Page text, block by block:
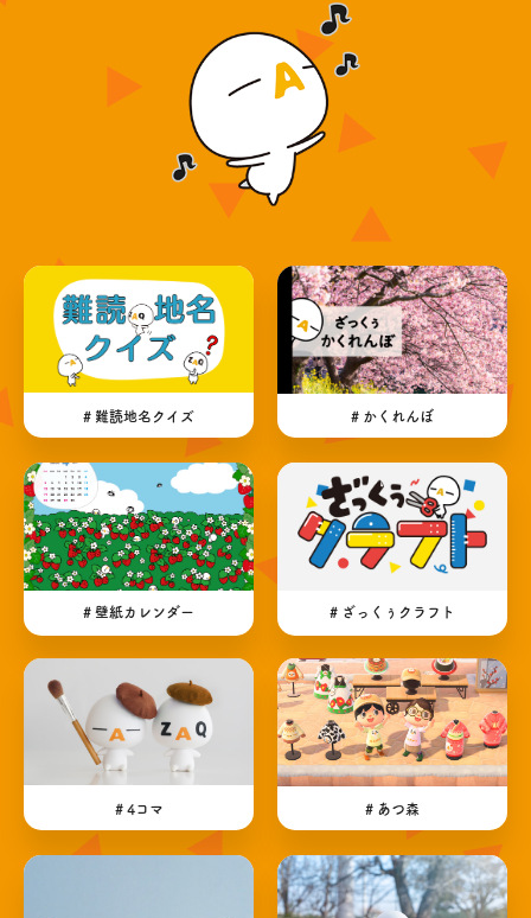
# 難読地名クイズ # かくれんぼ
# 壁紙カレンダー # ざっくぅクラフト
# 4コマ # あつ森